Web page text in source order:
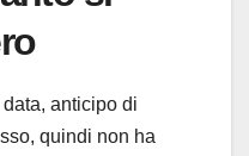
data, anticipo di
quindi non ha